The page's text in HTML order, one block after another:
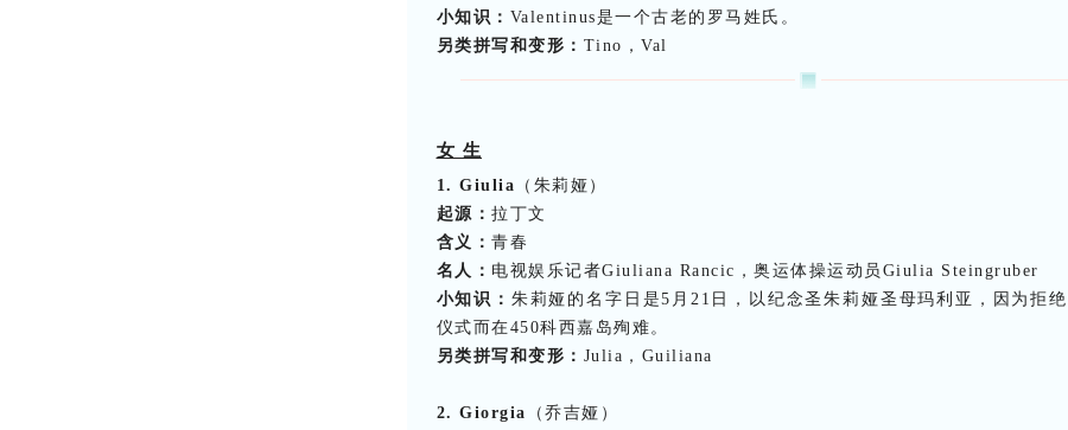
小知识： Valentinus是一个古老的罗马姓氏。
另类拼写和变形： Tino，Val
女 生
1. Giulia （朱莉娅）
起源： 拉丁文
含义： 青春
名人： 电视娱乐记者Giuliana Rancic，奥运体操运动员Giulia Steingruber
小知识： 朱莉娅的名字日是5月21日，以纪念圣朱莉娅圣母玛利亚，因为拒
仪式而在450科西嘉岛殉难。
另类拼写和变形： Julia，Guiliana
2. Giorgia （乔吉娅）